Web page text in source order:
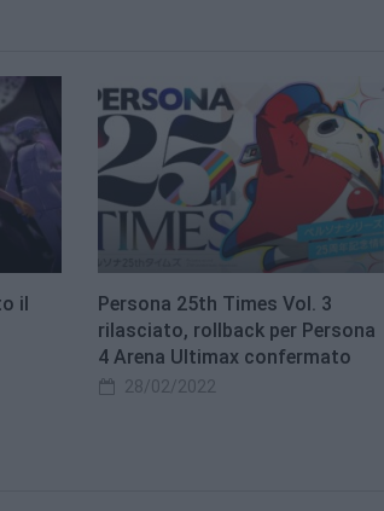
il
Persona 25th Times Vol. 3
rilasciato, rollback per Persona
4 Arena Ultimax confermato
28/02/2022